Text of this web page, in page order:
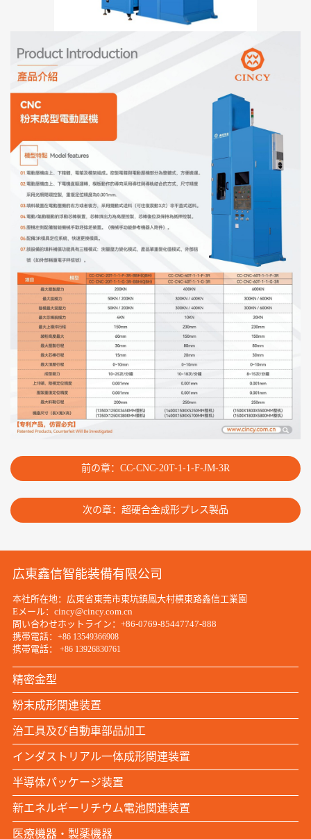
前の章：CC-CNC-20T-1-1-F-JM-3R
次の章：超硬合金成形プレス製品
広東鑫信智能装備有限公司
本社所在地：広東省東莞市東坑鎮鳳大村横東路鑫信工業園
Eメール：cincy@cincy.com.cn
問い合わせホットライン：+86-0769-85447747-888
携帯電話： +86 13549366908
携帯電話： +86 13926830761
精密金型
粉末成形関連装置
治工具及び自動車部品加工
インダストリアル一体成形関連装置
半導体パッケージ装置
新エネルギーリチウム電池関連装置
医療機器・製薬機器